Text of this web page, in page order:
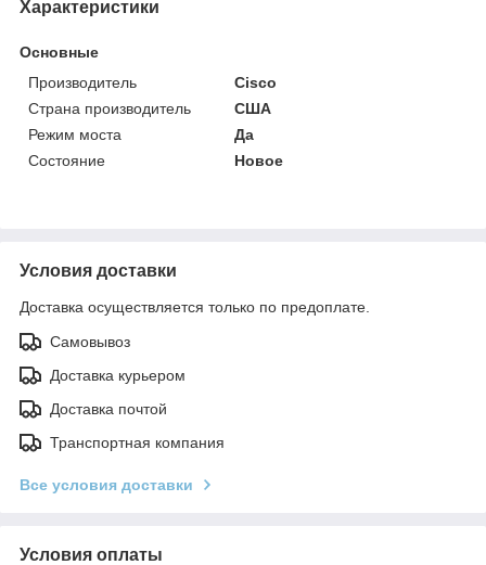
Характеристики
Основные
Производитель
Cisco
Страна производитель
США
Режим моста
Да
Состояние
Новое
Условия доставки
Доставка осуществляется только по предоплате.
Самовывоз
Доставка курьером
Доставка почтой
Транспортная компания
Все условия доставки
Условия оплаты